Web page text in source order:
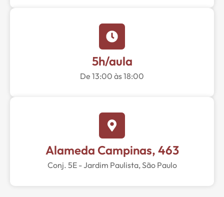
5h/aula
De 13:00 às 18:00
Alameda Campinas, 463
Conj. 5E - Jardim Paulista, São Paulo